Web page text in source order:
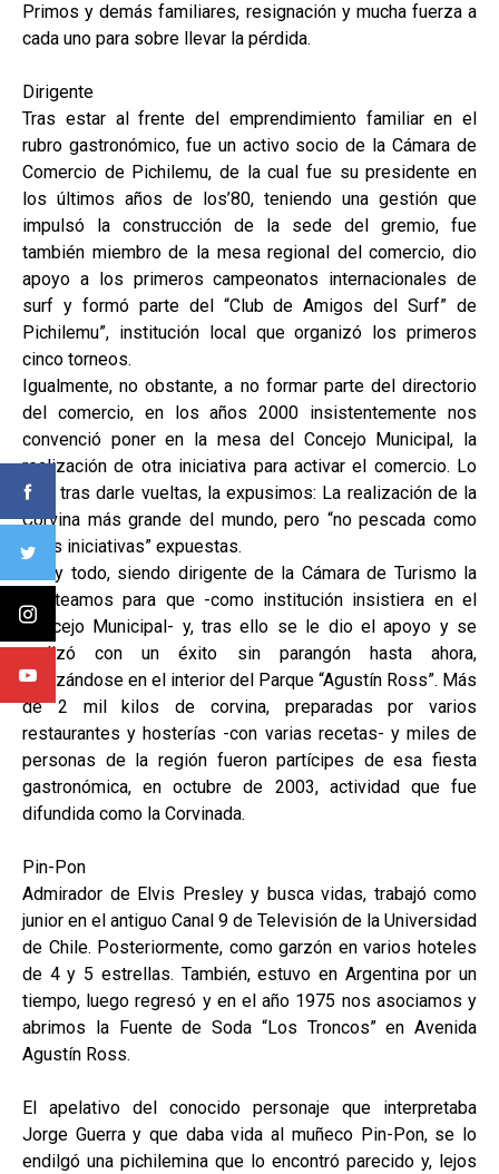
Primos y demás familiares, resignación y mucha fuerza a
cada uno para sobre llevar la pérdida.
Dirigente
Tras estar al frente del emprendimiento familiar en el
rubro gastronómico, fue un activo socio de la Cámara de
Comercio de Pichilemu, de la cual fue su presidente en
los últimos años de los’80, teniendo una gestión que
impulsó la construcción de la sede del gremio, fue
también miembro de la mesa regional del comercio, dio
apoyo a los primeros campeonatos internacionales de
surf y formó parte del “Club de Amigos del Surf” de
Pichilemu”, institución local que organizó los primeros
cinco torneos.
Igualmente, no obstante, a no formar parte del directorio
del comercio, en los años 2000 insistentemente nos
convenció poner en la mesa del Concejo Municipal, la
realización de otra iniciativa para activar el comercio. Lo
que, tras darle vueltas, la expusimos: La realización de la
Corvina más grande del mundo, pero “no pescada como
otras iniciativas” expuestas.
Así y todo, siendo dirigente de la Cámara de Turismo la
planteamos para que -como institución insistiera en el
Concejo Municipal- y, tras ello se le dio el apoyo y se
realizó con un éxito sin parangón hasta ahora,
realizándose en el interior del Parque “Agustín Ross”. Más
de 2 mil kilos de corvina, preparadas por varios
restaurantes y hosterías -con varias recetas- y miles de
personas de la región fueron partícipes de esa fiesta
gastronómica, en octubre de 2003, actividad que fue
difundida como la Corvinada.
Pin-Pon
Admirador de Elvis Presley y busca vidas, trabajó como
junior en el antiguo Canal 9 de Televisión de la Universidad
de Chile. Posteriormente, como garzón en varios hoteles
de 4 y 5 estrellas. También, estuvo en Argentina por un
tiempo, luego regresó y en el año 1975 nos asociamos y
abrimos la Fuente de Soda “Los Troncos” en Avenida
Agustín Ross.
El apelativo del conocido personaje que interpretaba
Jorge Guerra y que daba vida al muñeco Pin-Pon, se lo
endilgó una pichilemina que lo encontró parecido y, lejos